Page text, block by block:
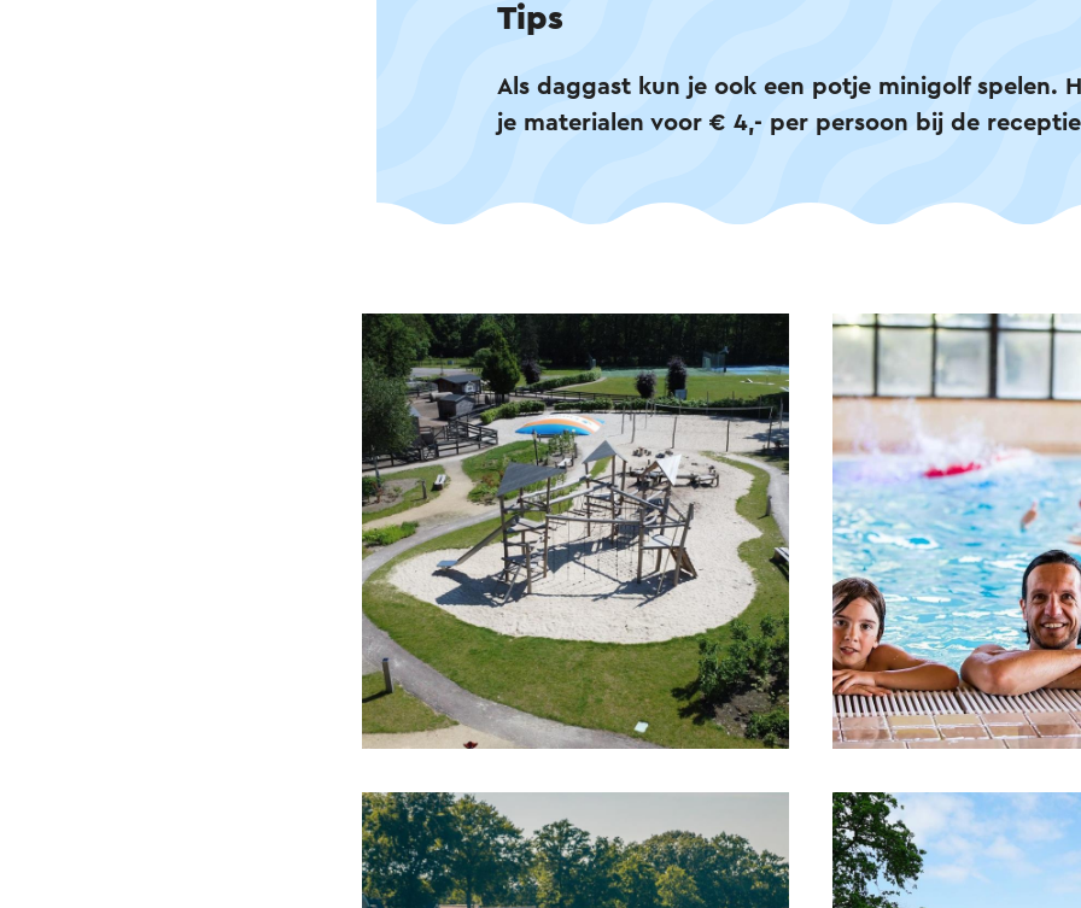
Tips
Als daggast kun je ook een potje minigolf spelen.
je materialen voor € 4,- per persoon bij de